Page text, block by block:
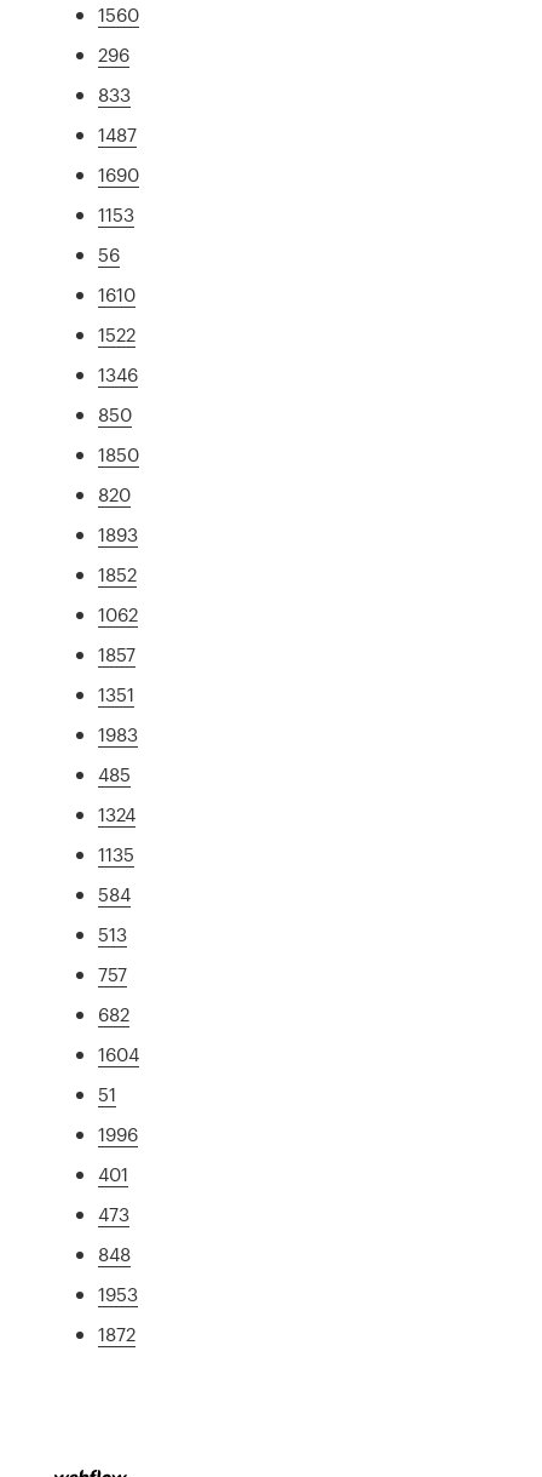
1560
296
833
1487
1690
1153
56
1610
1522
1346
850
1850
820
1893
1852
1062
1857
1351
1983
485
1324
1135
584
513
757
682
1604
51
1996
401
473
848
1953
1872